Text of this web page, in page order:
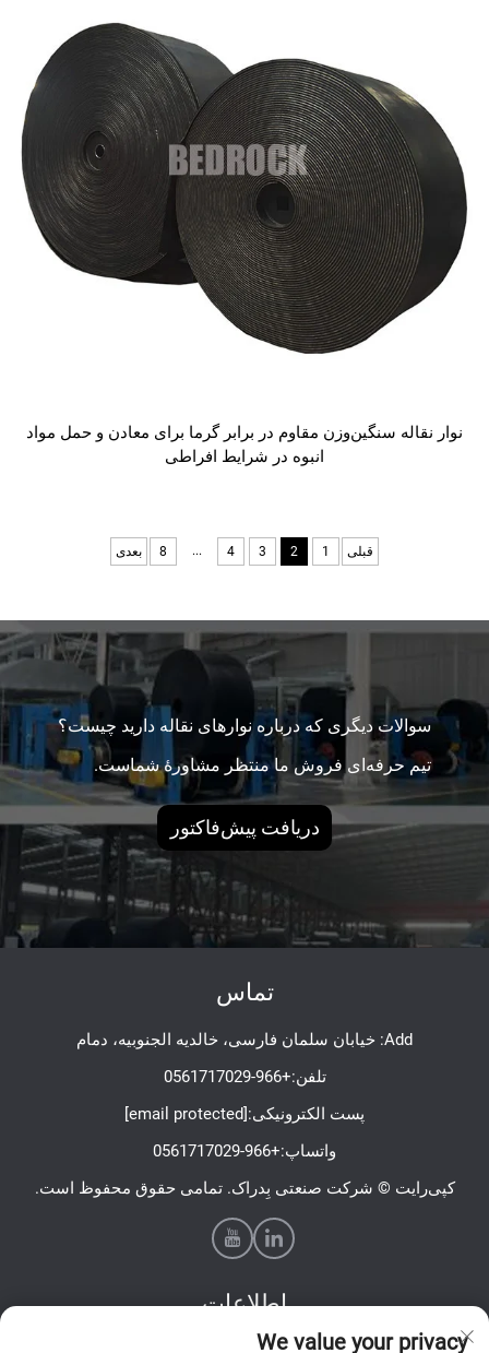
نوار نقاله سنگین‌وزن مقاوم در برابر گرما برای معادن و حمل مواد
انبوه در شرایط افراطی
قبلی 1
2
3
4
...
8 بعدی
سوالات دیگری که درباره نوارهای نقاله دارید چیست؟
تیم حرفه‌ای فروش ما منتظر مشاورهٔ شماست.
دریافت پیش‌فاکتور
تماس
Add: خیابان سلمان فارسی، خالدیه الجنوبیه، دمام
تلفن:+966-0561717029
پست الکترونیکی:[email protected]
واتساپ:+966-0561717029
کپی‌رایت © شرکت صنعتی بِدراک. تمامی حقوق محفوظ است.
اطلاعات
We value your privacy